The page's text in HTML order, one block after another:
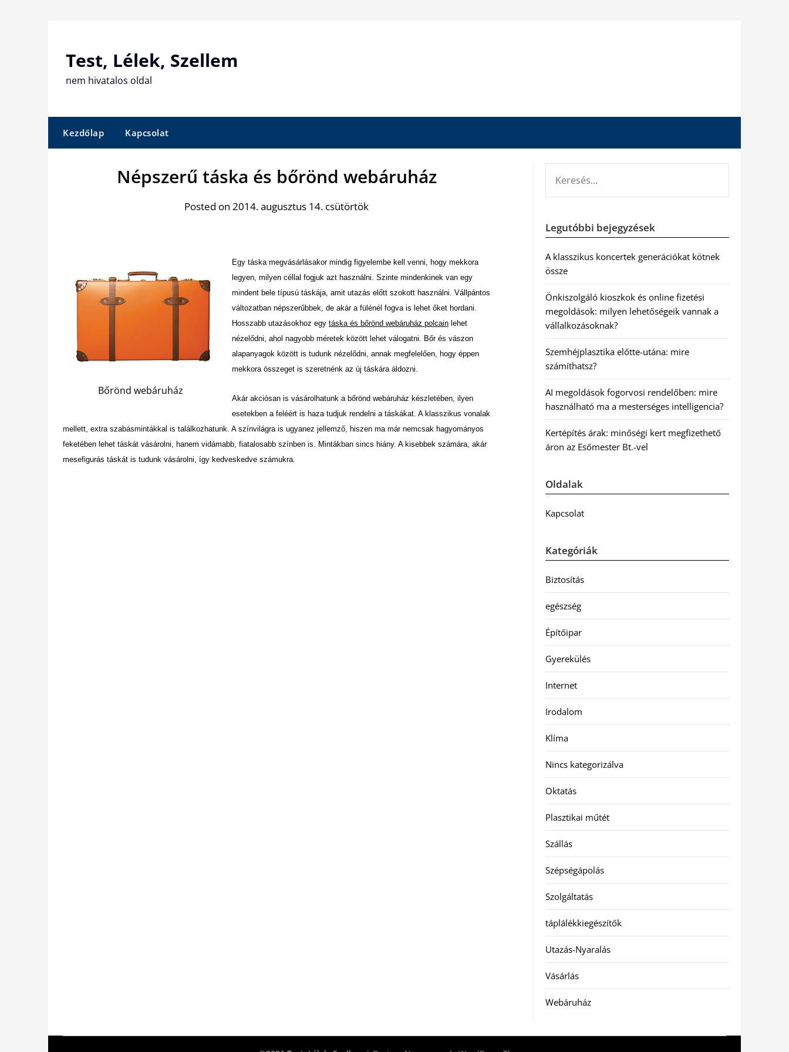
Test, Lélek, Szellem
nem hivatalos oldal
Kezdőlap Kapcsolat
Népszerű táska és bőrönd webáruház
Posted on 2014. augusztus 14. csütörtök
Bőrönd webáruház
Egy táska megvásárlásakor mindig figyelembe kell venni, hogy mekkora
legyen, milyen céllal fogjuk azt használni. Szinte mindenkinek van egy
mindent bele típusú táskája, amit utazás előtt szokott használni. Vállpántos
változatban népszerűbbek, de akár a fülénél fogva is lehet őket hordani.
Hosszabb utazásokhoz egy táska és bőrönd webáruház polcain lehet
nézelődni, ahol nagyobb méretek között lehet válogatni. Bőr és vászon
alapanyagok között is tudunk nézelődni, annak megfelelően, hogy éppen
mekkora összeget is szeretnénk az új táskára áldozni.
Akár akciósan is vásárolhatunk a bőrönd webáruház készletében, ilyen
esetekben a feléért is haza tudjuk rendelni a táskákat. A klasszikus vonalak
mellett, extra szabásmintákkal is találkozhatunk. A színvilágra is ugyanez jellemző, hiszen ma már nemcsak hagyományos
feketében lehet táskát vásárolni, hanem vidámabb, fiatalosabb színben is. Mintákban sincs hiány. A kisebbek számára, akár
mesefigurás táskát is tudunk vásárolni, így kedveskedve számukra.
Legutóbbi bejegyzések
A klasszikus koncertek generációkat kötnek
össze
Önkiszolgáló kioszkok és online fizetési
megoldások: milyen lehetőségeik vannak a
vállalkozásoknak?
Szemhéjplasztika előtte-utána: mire
számíthatsz?
AI megoldások fogorvosi rendelőben: mire
használható ma a mesterséges intelligencia?
Kertépítés árak: minőségi kert megfizethető
áron az Esőmester Bt.-vel
Oldalak
Kapcsolat
Kategóriák
Biztosítás
egészség
Építőipar
Gyerekülés
Internet
Irodalom
Klíma
Nincs kategorizálva
Oktatás
Plasztikai műtét
Szállás
Szépségápolás
Szolgáltatás
táplálékkiegészítők
Utazás-Nyaralás
Vásárlás
Webáruház